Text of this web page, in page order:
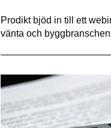
Prodikt bjöd in till ett
vänta och